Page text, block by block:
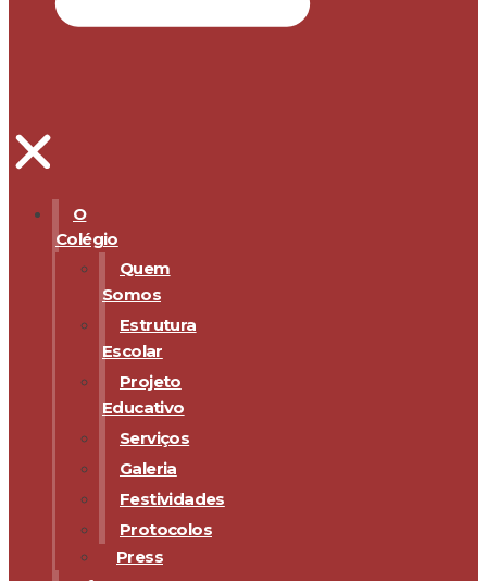
O
Colégio
Quem
Somos
Estrutura
Escolar
Projeto
Educativo
Serviços
Galeria
Festividades
Protocolos
Press